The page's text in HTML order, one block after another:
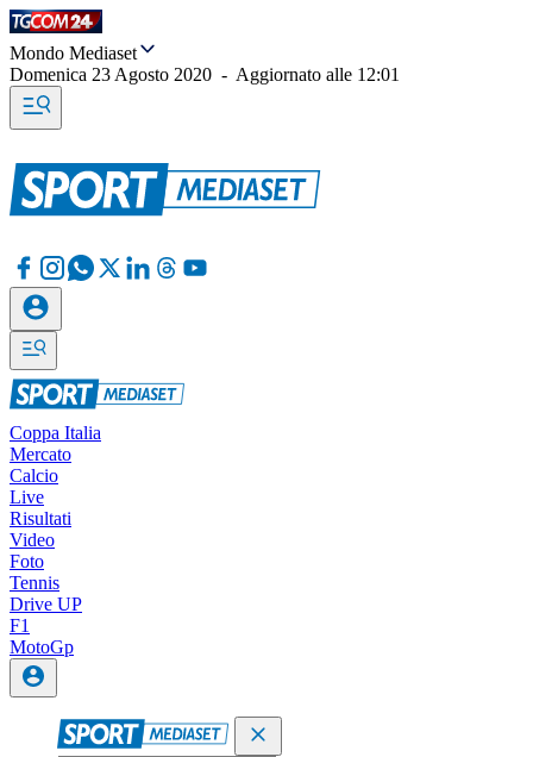
Mondo Mediaset
Domenica 23 Agosto 2020 - Aggiornato alle 12:01
Coppa Italia
Mercato
Calcio
Live
Risultati
Video
Foto
Tennis
Drive UP
F1
MotoGp